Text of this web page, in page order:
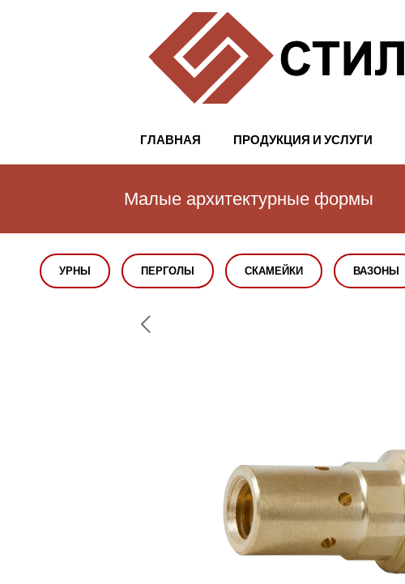
ГЛАВНАЯ ПРОДУКЦИЯ И УСЛУГИ
Малые архитектурные формы
УРНЫ ПЕРГОЛЫ СКАМЕЙКИ ВАЗОНЫ